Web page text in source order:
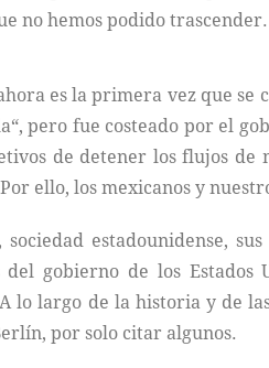
no hemos podido
es la primera vez que
pero fue costeado por el
de detener los flujos
ello, los mexicanos y
estadounidense,
gobierno de los Estados
largo de la historia y de
por solo citar algunos.